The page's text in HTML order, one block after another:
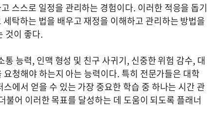
스스로 일정을 관리하는 경험이다. 이러한 적응을 돕기
탁하는 법을 배우고 재정을 이해하고 관리하는 방법을
것이 좋다.
능력, 인맥 형성 및 친구 사귀기, 신중한 위험 감수, 대
청해야 하는지 아는 능력이다. 특히 전문가들은 대학
에서 얻을 수 있는 가장 중요한 학습 중 하나는 시간 관
어 이러한 목표를 달성하는 데 도움이 되도록 플래너